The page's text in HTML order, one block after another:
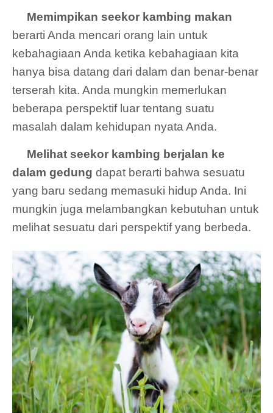
Memimpikan seekor kambing makan
berarti Anda mencari orang lain untuk
kebahagiaan Anda ketika kebahagiaan kita
hanya bisa datang dari dalam dan benar-benar
terserah kita. Anda mungkin memerlukan
beberapa perspektif luar tentang suatu
masalah dalam kehidupan nyata Anda.
Melihat seekor kambing berjalan ke
dalam gedung dapat berarti bahwa sesuatu
yang baru sedang memasuki hidup Anda. Ini
mungkin juga melambangkan kebutuhan untuk
melihat sesuatu dari perspektif yang berbeda.